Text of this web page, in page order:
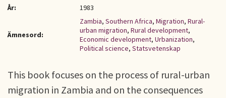
År:
1983
Ämnesord:
Zambia, Southern Africa, Migration, Rural-
urban migration, Rural development,
Economic development, Urbanization,
Political science, Statsvetenskap
This book focuses on the process of rural-urban
migration in Zambia and on the consequences